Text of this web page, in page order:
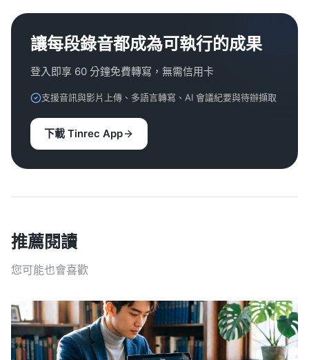
讓每段錄音都成為可執行的成果
登入即享 60 分鐘免費轉寫，無需信用卡
支援音訊與影片上傳、多語言轉寫、AI 會議紀要與待辦擷取
下載 Tinrec App
推薦閱讀
您可能也會喜歡